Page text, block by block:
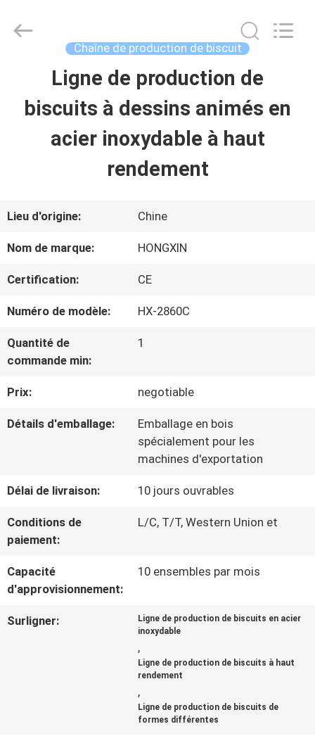
MAISON
LE
SPECTACLE
VR
À
PROPOS
DE
VISITE
DE
Star
Reserved.
Chaîne de production de biscuit
Ligne de production de
biscuits à dessins animés en
acier inoxydable à haut
rendement
Lieu d'origine: Chine
Nom de marque: HONGXIN
Certification: CE
Numéro de modèle: HX-2860C
Quantité de
commande min:
1
Prix: negotiable
Détails d'emballage:
Emballage en bois
spécialement pour les
machines d'exportation
Délai de livraison: 10 jours ouvrables
Conditions de
paiement:
L/C, T/T, Western Union et
Capacité
d'approvisionnement:
10 ensembles par mois
Surligner:
Ligne de production de biscuits en acier
inoxydable
,
Ligne de production de biscuits à haut
rendement
,
Ligne de production de biscuits de
formes différentes